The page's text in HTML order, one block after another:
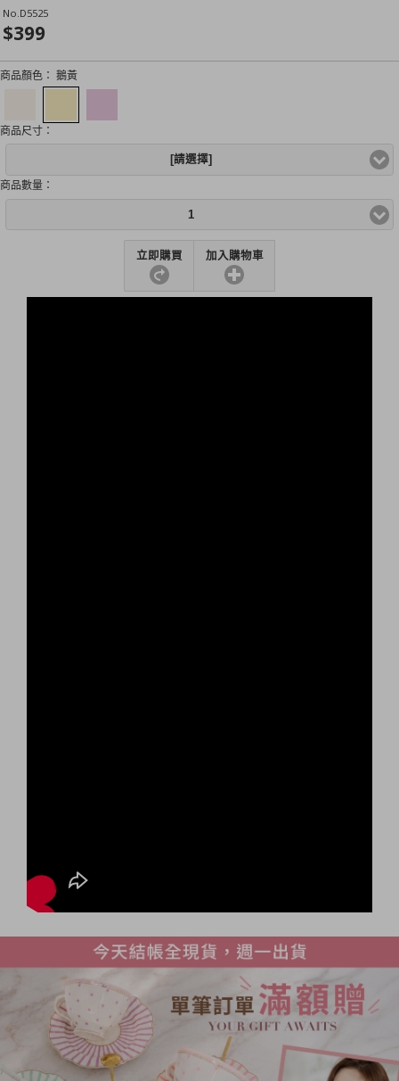
No.D5525
$399
商品顏色： 鵝黃
商品尺寸：
[請選擇]
商品數量：
1
立即購買 加入購物車